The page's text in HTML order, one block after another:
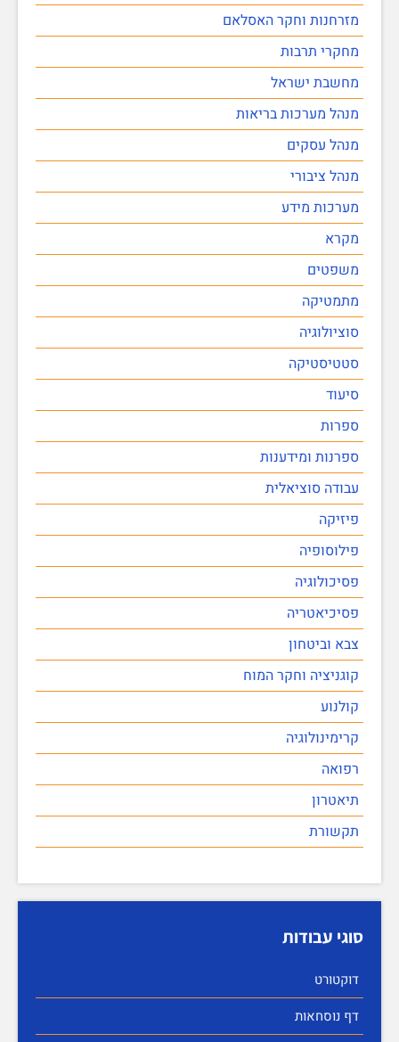
מזרחנות וחקר האסלאם
מחקרי תרבות
מחשבת ישראל
מנהל מערכות בריאות
מנהל עסקים
מנהל ציבורי
מערכות מידע
מקרא
משפטים
מתמטיקה
סוציולוגיה
סטטיסטיקה
סיעוד
ספרות
ספרנות ומידענות
עבודה סוציאלית
פיזיקה
פילוסופיה
פסיכולוגיה
פסיכיאטריה
צבא וביטחון
קוגניציה וחקר המוח
קולנוע
קרימינולוגיה
רפואה
תיאטרון
תקשורת
סוגי עבודות
דוקטורט
דף נוסחאות